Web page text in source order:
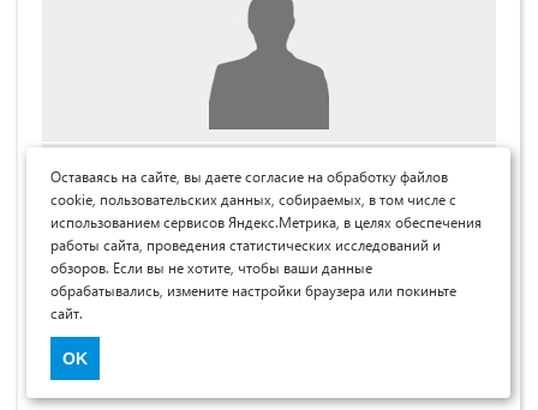
ст. Ташкентский государственный технический
университет им. Ислама Каримова, Республика
Узбекистан, г. Ташкент
Makhsudbek Yokubjonov
Student Tashkent State Technical University named after Islam
Karimov, Republic of Uzbekistan, Tashkent
Оставаясь на сайте, вы даете согласие на обработку файлов
cookie, пользовательских данных, собираемых, в том числе с
использованием сервисов Яндекс.Метрика, в целях обеспечения
работы сайта, проведения статистических исследований и
обзоров. Если вы не хотите, чтобы ваши данные
обрабатывались, измените настройки браузера или покиньте
сайт.
OK